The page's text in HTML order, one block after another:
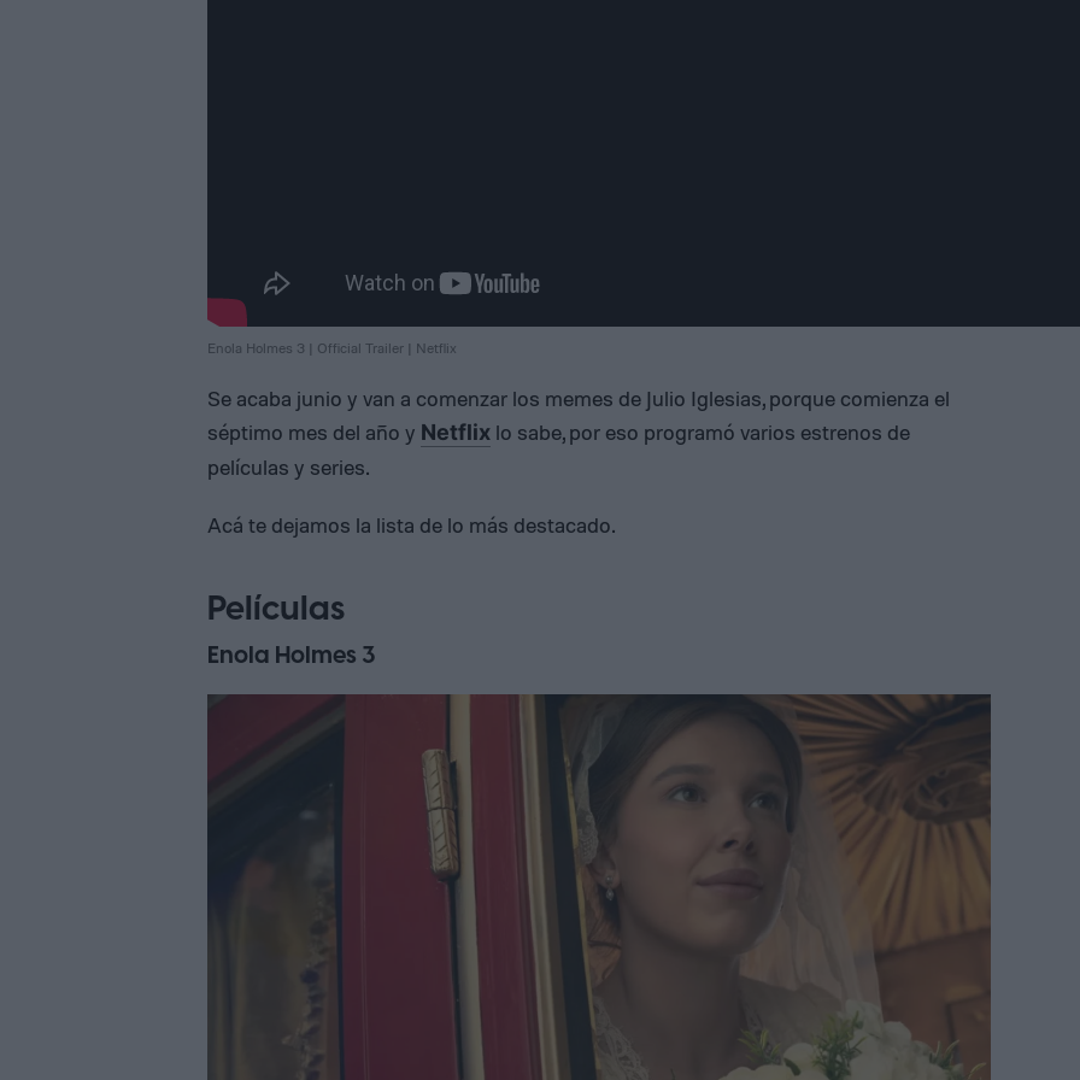
Enola Holmes 3 | Official Trailer | Netflix
Se acaba junio y van a comenzar los memes de Julio Iglesias, porque comienza el
séptimo mes del año y Netflix lo sabe, por eso programó varios estrenos de
películas y series.
Acá te dejamos la lista de lo más destacado.
Películas
Enola Holmes 3